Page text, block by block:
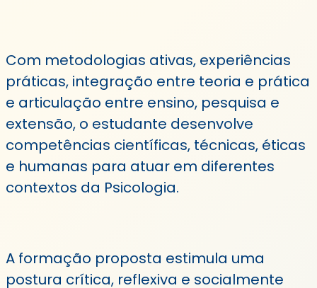
Com metodologias ativas, experiências
práticas, integração entre teoria e prática
e articulação entre ensino, pesquisa e
extensão, o estudante desenvolve
competências científicas, técnicas, éticas
e humanas para atuar em diferentes
contextos da Psicologia.
A formação proposta estimula uma
postura crítica, reflexiva e socialmente